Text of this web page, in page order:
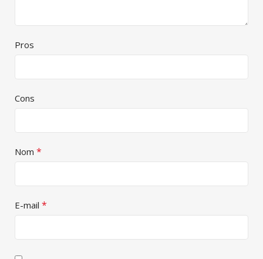
Pros
Cons
Nom *
E-mail *